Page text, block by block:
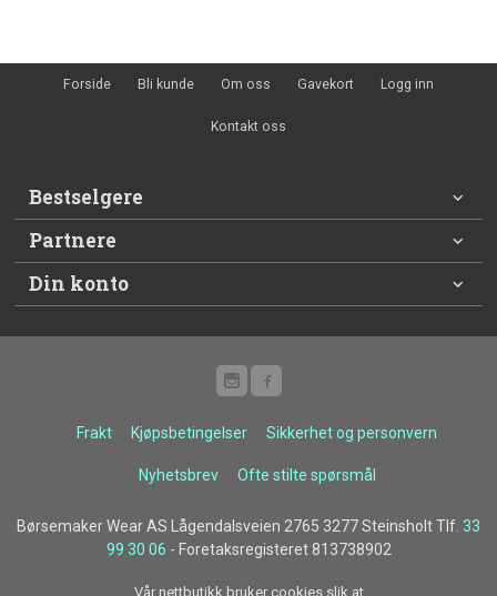
Forside Bli kunde Om oss Gavekort Logg inn
Kontakt oss
Bestselgere
Partnere
Din konto
Frakt Kjøpsbetingelser Sikkerhet og personvern
Nyhetsbrev Ofte stilte spørsmål
Børsemaker Wear AS Lågendalsveien 2765 3277 Steinsholt Tlf. 33
99 30 06 - Foretaksregisteret 813738902
Vår nettbutikk bruker cookies slik at